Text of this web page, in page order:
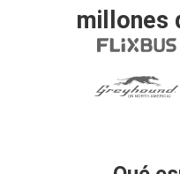
millones